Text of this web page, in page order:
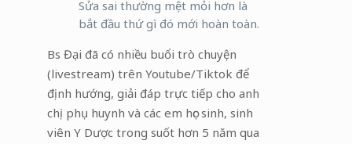
Sửa sai thường mệt mỏi hơn là
bắt đầu thứ gì đó mới hoàn toàn.
Bs Đại đã có nhiều buổi trò chuyện
(livestream) trên Youtube/Tiktok để
định hướng, giải đáp trực tiếp cho anh
chị phụ huynh và các em học sinh, sinh
viên Y Dược trong suốt hơn 5 năm qua